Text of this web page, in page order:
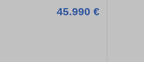
45.990 €